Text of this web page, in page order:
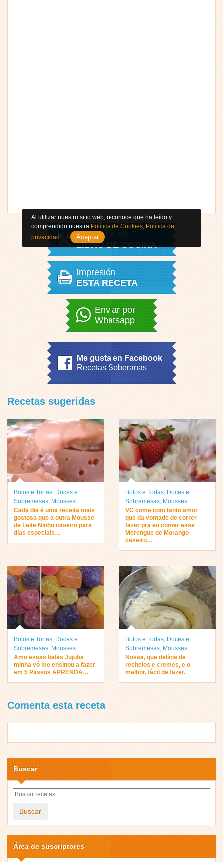
Agregar a mi
LIBRO DE COCINA
Impresión
ESTA RECETA
Enviar por
Whatsapp
Me gusta en Facebook
Recetas Soberanas
Recetas sugeridas
Bolos e Tortas, Doces e
Sobremesas, Mousses
Cada dia é uma receita mais
gostosa que a outra Mousse
de Leite Ninho caseiro para
dias especiais…
Bolos e Tortas, Doces e
Sobremesas, Mousses
VC come com tanto amor
que da vontade de correr
fazer pra eu comer esse
Merengue de Morango
caseiro…
Bolos e Tortas, Doces e
Sobremesas, Mousses
Amo essas balas Jujuba
minha vó me ensinou a fazer
em 5 Passos APRENDA…
Bolos e Tortas, Doces e
Sobremesas, Mousses
Nossa, que delícia de
recheios e cremes, e o
melhor, fácil de fazer.
Comenta esta receta
Buscar
Buscar
Área de suscriptores
Al utilizar nuestro sitio web, reconoce que ha leído y
comprendido nuestra Política de Cookies, Política de
privacidad . Aceptar